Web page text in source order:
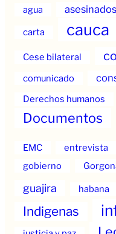
agua asesinados
carta cauca
Cese bilateral
comunicado
Derechos humanos
Documentos
EMC entrevista
gobierno
guajira habana
Indigenas